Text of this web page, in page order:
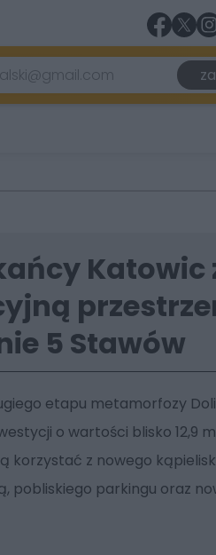
5 Stawów
etapu metamorfozy
o wartości blisko 12,9
korzystać z nowego
pobliskiego parkingu oraz